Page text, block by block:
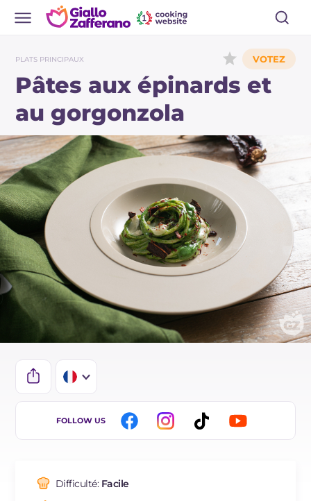
PLATS PRINCIPAUX
Pâtes aux épinards et
au gorgonzola
IT
ES
FOLLOW US
Difficulté: Facile